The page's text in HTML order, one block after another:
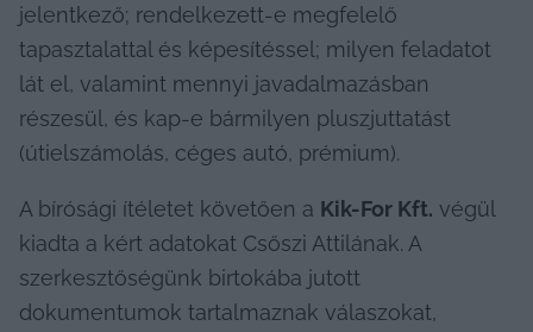
jelentkező; rendelkezett-e megfelelő
tapasztalattal és képesítéssel; milyen feladatot
lát el, valamint mennyi javadalmazásban
részesül, és kap-e bármilyen pluszjuttatást
(útielszámolás, céges autó, prémium).
A bírósági ítéletet követően a Kik-For Kft. végül
kiadta a kért adatokat Csőszi Attilának. A
szerkesztőségünk birtokába jutott
dokumentumok tartalmaznak válaszokat,